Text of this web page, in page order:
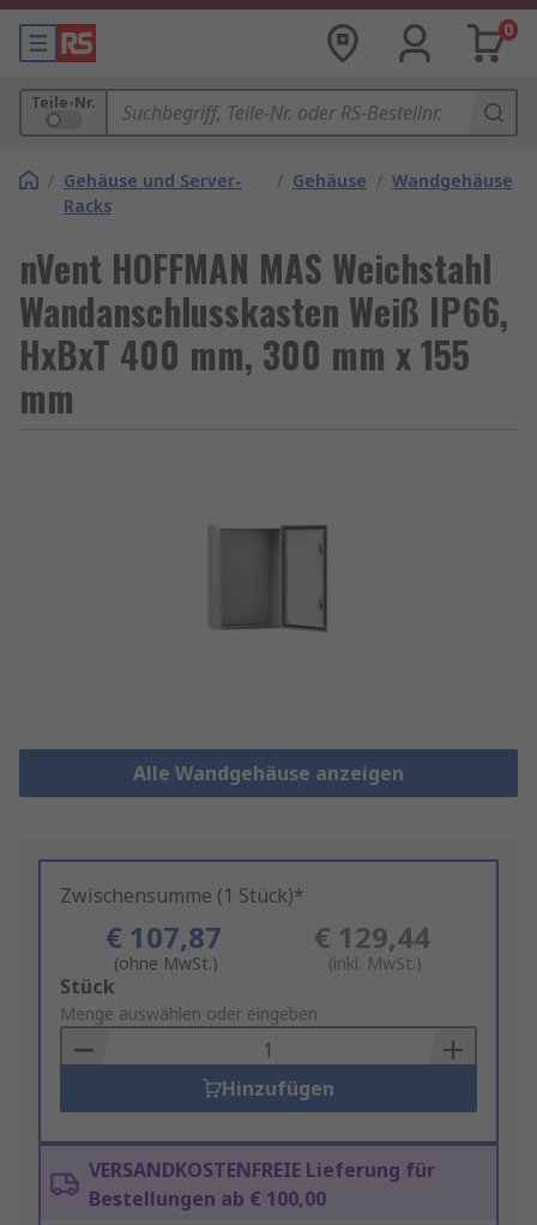
0
Teile-Nr.
/ Gehäuse und Server-
Racks
/ Gehäuse / Wandgehäuse
nVent HOFFMAN MAS Weichstahl
Wandanschlusskasten Weiß IP66,
HxBxT 400 mm, 300 mm x 155
mm
Alle Wandgehäuse anzeigen
Zwischensumme (1 Stück)*
€ 107,87
(ohne MwSt.)
€ 129,44
(inkl. MwSt.)
Add
to
Basket
Stück
Menge auswählen oder eingeben
Hinzufügen
VERSANDKOSTENFREIE Lieferung für
Bestellungen ab € 100,00